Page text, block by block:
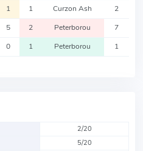
1 1 Curzon Ash 2
5 2 Peterborou 7
0 1 Peterborou 1
2/20
5/20